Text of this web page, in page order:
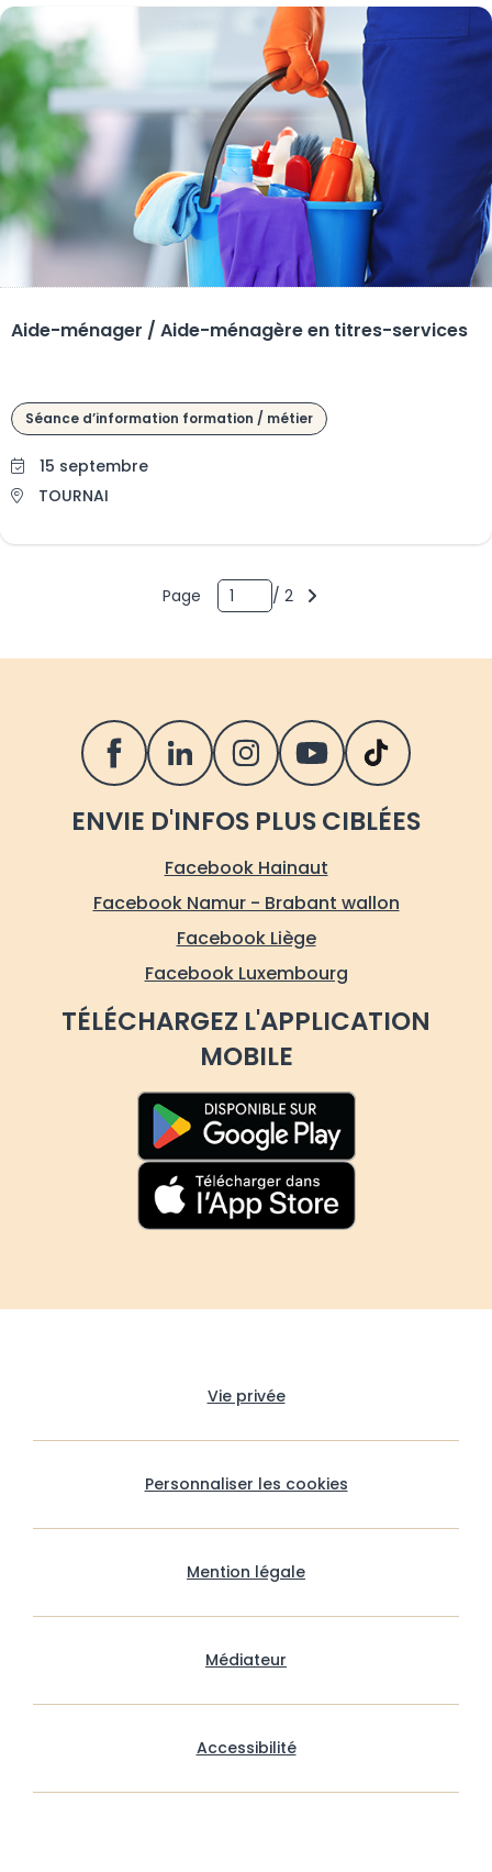
Aide-ménager / Aide-ménagère en titres-services
Séance d’information formation / métier
15 septembre
TOURNAI
Page Page 1 sur 2 pages
sur
/ 2
SUIVEZ LE FOREM SUR LES RÉSEAUX
ENVIE D'INFOS PLUS CIBLÉES
Facebook Hainaut
Facebook Namur - Brabant wallon
Facebook Liège
Facebook Luxembourg
TÉLÉCHARGEZ L'APPLICATION
MOBILE
Vie privée
Personnaliser les cookies
Mention légale
Médiateur
Accessibilité